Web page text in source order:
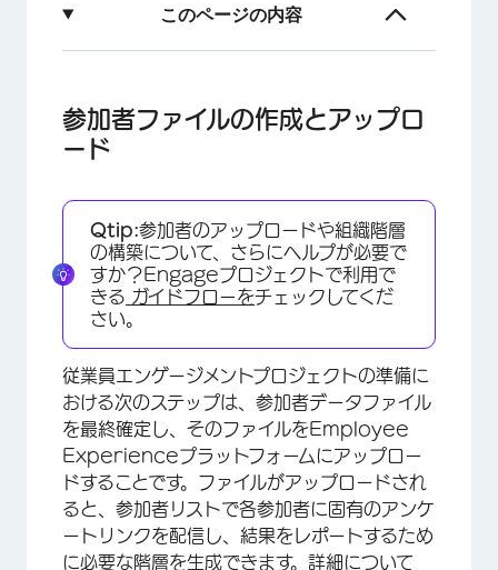
このページの内容
アンケート配信方法を選択
アンケートオプション
FAQs
参加者ファイルの作成とアップロ
ード
Qtip:参加者のアップロードや組織階層
の構築について、さらにヘルプが必要で
すか？Engageプロジェクトで利用で
きる ガイドフローをチェックしてくだ
さい。
従業員エンゲージメントプロジェクトの準備に
おける次のステップは、参加者データファイル
を最終確定し、そのファイルをEmployee
Experienceプラットフォームにアップロー
ドすることです。ファイルがアップロードされ
ると、参加者リストで各参加者に固有のアンケ
ートリンクを配信し、結果をレポートするため
に必要な階層を生成できます。詳細について